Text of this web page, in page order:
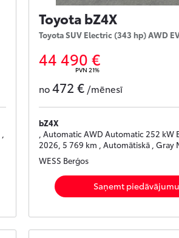
Toyota bZ4X
Toyota SUV Electric (343 hp) AWD
44 490 €
PVN 21%
no472 €/mēnesī
bZ4X
, Automatic AWD Automatic 252 kW
2026, 5 769 km , Automātiskā , Gray
WESS Berģos
Saņemt piedāvājumu